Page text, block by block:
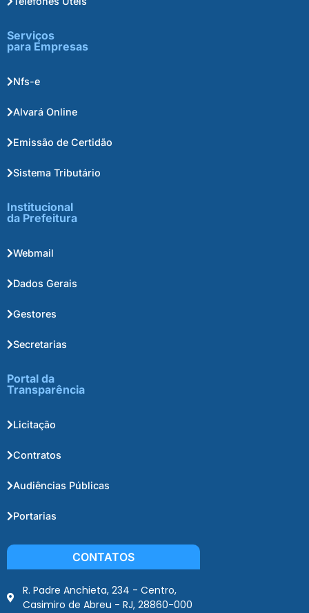
Serviços
para Empresas
Nfs-e
Alvará Online
Emissão de Certidão
Sistema Tributário
Institucional
da Prefeitura
Webmail
Dados Gerais
Gestores
Secretarias
Portal da
Transparência
Licitação
Contratos
Audiências Públicas
Portarias
CONTATOS
R. Padre Anchieta, 234 - Centro,
Casimiro de Abreu - RJ, 28860-000